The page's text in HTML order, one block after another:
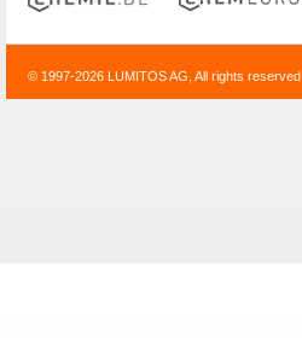
© 1997-2026 LUMITOS AG, All rights reserved